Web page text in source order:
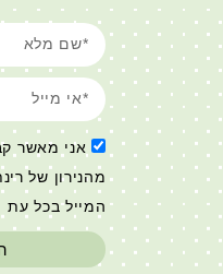
אני מאשר
מהנירון של
המייל בכל עת